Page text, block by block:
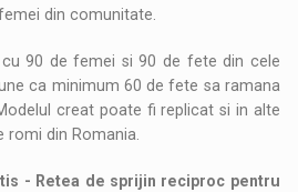
din comunitate.
90 de femei si 90 de fete din cele
ca minimum 60 de fete sa ramana
creat poate fi replicat si in alte
din Romania.
- Retea de sprijin reciproc pentru